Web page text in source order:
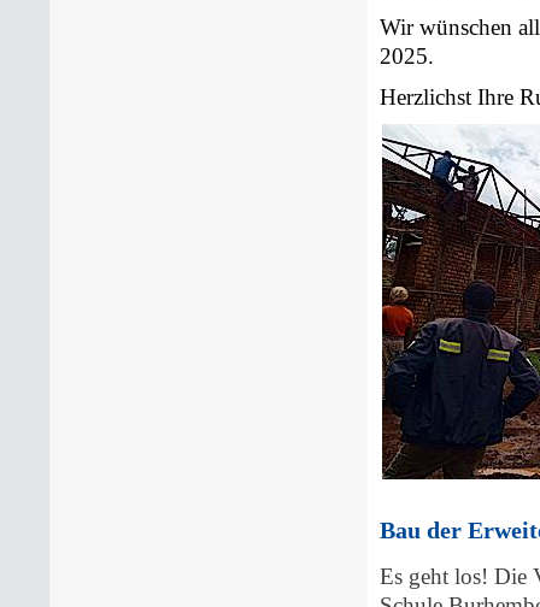
Wir wünschen
2025.
Herzlichst Ihre
Bau der
Es geht los! Die